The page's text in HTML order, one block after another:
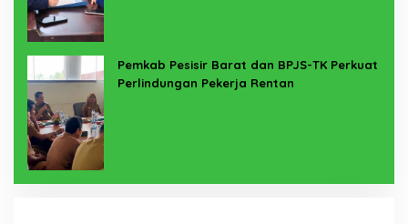
Pemkab Pesisir Barat dan BPJS-TK Perkuat
Perlindungan Pekerja Rentan